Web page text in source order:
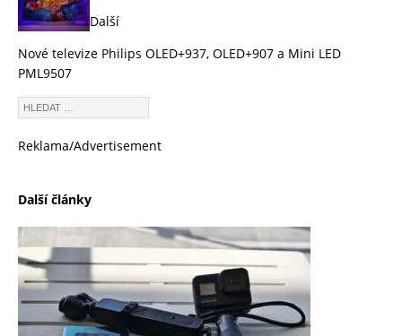
Další
Nové televize Philips OLED+937, OLED+907 a Mini LED
PML9507
Reklama/Advertisement
Další články